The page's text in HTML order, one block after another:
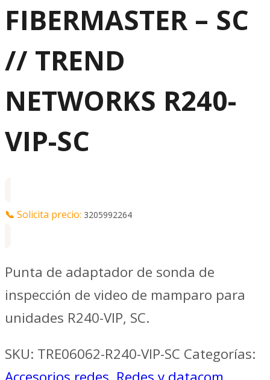
FIBERMASTER – SC
// TREND
NETWORKS R240-
VIP-SC
📞 Solicita precio: 3205992264
Punta de adaptador de sonda de
inspección de video de mamparo para
unidades R240-VIP, SC.
SKU: TRE06062-R240-VIP-SC Categorías: